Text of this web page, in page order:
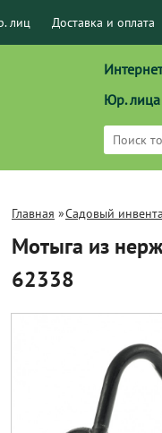
лиц Доставка и оплата
Юр. лица
Главная »Садовый
Мотыга из
62338